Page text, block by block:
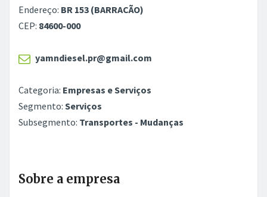
Endereço: BR 153 (BARRACÃO)
CEP: 84600-000
yamndiesel.pr@gmail.com
Categoria: Empresas e Serviços
Segmento: Serviços
Subsegmento: Transportes - Mudanças
Sobre a empresa